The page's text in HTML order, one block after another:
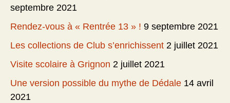
septembre 2021
Rendez-vous à « Rentrée 13 » ! 9 septembre 2021
Les collections de Club s’enrichissent 2 juillet 2021
Visite scolaire à Grignon 2 juillet 2021
Une version possible du mythe de Dédale 14 avril
2021